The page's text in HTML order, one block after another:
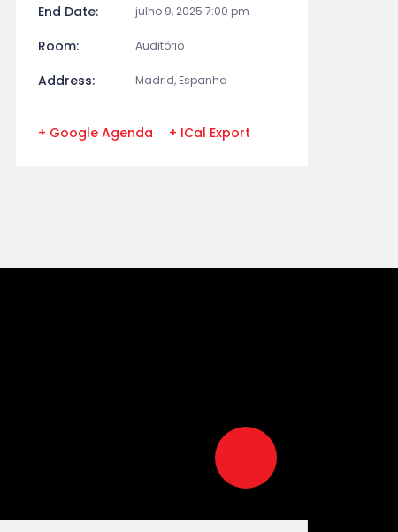
End Date: julho 9, 2025 7:00 pm
Room: Auditório
Address: Madrid, Espanha
+ Google Agenda + ICal Export